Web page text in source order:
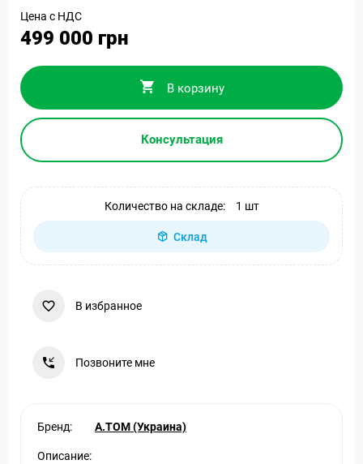
Цена с НДС
499 000 грн
В корзину
Консультация
Количество на складе: 1 шт
Склад
В избранное
Позвоните мне
Бренд: A.TOM (Украина)
Описание: